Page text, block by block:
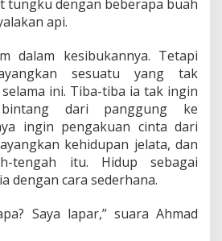
tungku dengan beberapa buah
api.
dalam kesibukannya. Tetapi
sesuatu yang tak
ini. Tiba-tiba ia tak ingin
dari panggung ke
ingin pengakuan cinta dari
kehidupan jelata, dan
tengah itu. Hidup sebagai
dengan cara sederhana.
Saya lapar,” suara Ahmad